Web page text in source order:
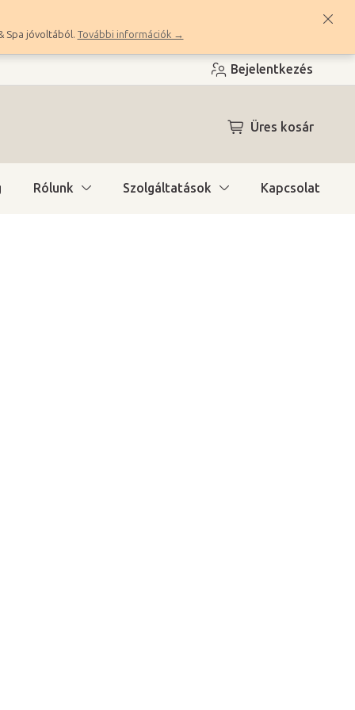
Spa jóvoltából. További információk →
Bejelentkezés
KOSÁR
Üres kosár
Rólunk Szolgáltatások Kapcsolat